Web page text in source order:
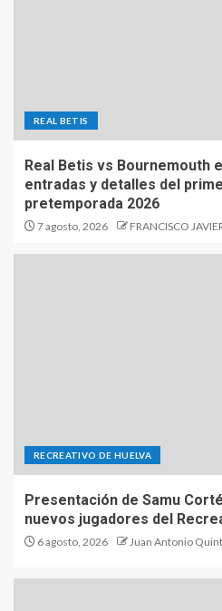
REAL BETIS
Real Betis vs Bournemouth
entradas y detalles del
pretemporada 2026
7 agosto, 2026 FRANCISCO
RECREATIVO DE HUELVA
Presentación de Samu
nuevos jugadores del
6 agosto, 2026 Juan Antonio